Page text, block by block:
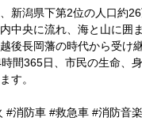
新潟県下第2位の人口約
中央に流れ、海と山に囲
後長岡藩の時代から受け
間365日、市民の生命、
す。
#消防車 #救急車 #消防音